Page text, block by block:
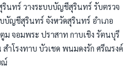
นทร์ วางระบบบัญชีสุรินทร์ รับตรวจ
ญชีสุรินทร์ จังหวัดสุรินทร์ อำเภอ
จอมพระ ปราสาท กาบเชิง รัตนบุรี
ำโรงทาบ บัวเชด พนมดงรัก ศรีณรงค์
ณ์